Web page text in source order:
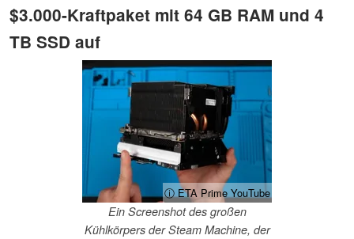
$3.000-Kraftpaket mit 64 GB RAM und 4
TB SSD auf
ⓘ ETA Prime YouTube
Ein Screenshot des großen
Kühlkörpers der Steam Machine, der